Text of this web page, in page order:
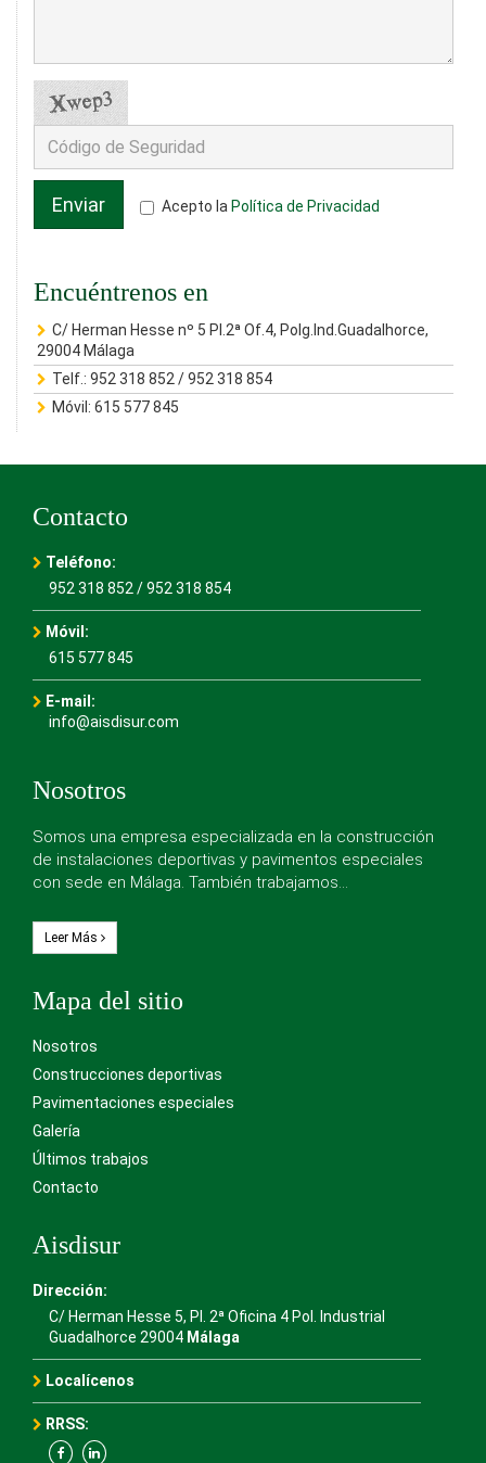
Enviar Acepto la Política de Privacidad
Encuéntrenos en
C/ Herman Hesse nº 5 Pl.2ª Of.4, Polg.Ind.Guadalhorce,
29004 Málaga
Telf.: 952 318 852 /952 318 854
Móvil: 615 577 845
Contacto
Teléfono:
952 318 852 /952 318 854
Móvil:
615 577 845
E-mail:
info@aisdisur.com
Nosotros
Somos una empresa especializada en la construcción
de instalaciones deportivas y pavimentos especiales
con sede en Málaga. También trabajamos…
Leer Más
Mapa del sitio
Nosotros
Construcciones deportivas
Pavimentaciones especiales
Galería
Últimos trabajos
Contacto
Aisdisur
Dirección:
C/ Herman Hesse 5, Pl. 2ª Oficina 4 Pol. Industrial
Guadalhorce 29004 Málaga
Localícenos
RRSS: